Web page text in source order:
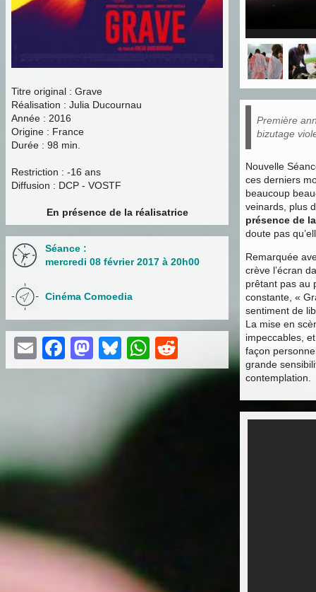
Titre original : Grave
Réalisation : Julia Ducournau
Année : 2016
Origine : France
Durée : 98 min.
Restriction : -16 ans
Diffusion : DCP - VOSTF
En présence de la réalisatrice
Séance :
mercredi 08 février 2017 à 20h00
Cinéma Comoedia
EmailFacebook
Mastodon
Bluesky
WhatsApp
Reddit
Première
bizutage
Nouvelle
ces derniers
beaucoup
veinards, plus
présence de
doute pas
Remarquée
crève l’écran
prêtant pas au
constante, «
sentiment de
La mise en
impeccables,
façon
grande
contemplation.